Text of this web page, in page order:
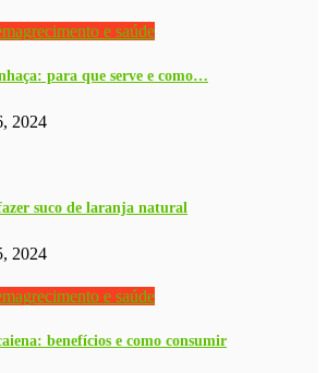
e saúde
para que serve e como…
2024
suco de laranja natural
2024
e saúde
benefícios e como consumir